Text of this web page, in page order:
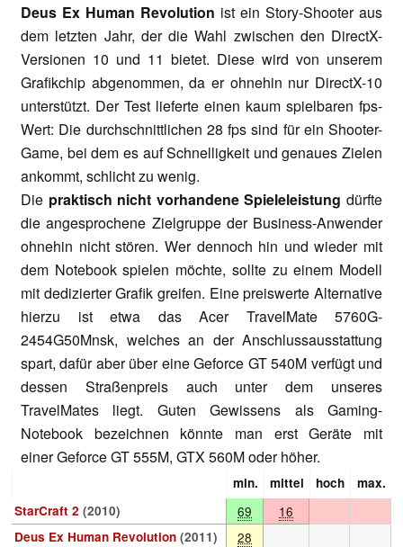
Deus Ex Human Revolution ist ein Story-Shooter aus
dem letzten Jahr, der die Wahl zwischen den DirectX-
Versionen 10 und 11 bietet. Diese wird von unserem
Grafikchip abgenommen, da er ohnehin nur DirectX-10
unterstützt. Der Test lieferte einen kaum spielbaren fps-
Wert: Die durchschnittlichen 28 fps sind für ein Shooter-
Game, bei dem es auf Schnelligkeit und genaues Zielen
ankommt, schlicht zu wenig.
Die praktisch nicht vorhandene Spieleleistung dürfte
die angesprochene Zielgruppe der Business-Anwender
ohnehin nicht stören. Wer dennoch hin und wieder mit
dem Notebook spielen möchte, sollte zu einem Modell
mit dedizierter Grafik greifen. Eine preiswerte Alternative
hierzu ist etwa das Acer TravelMate 5760G-
2454G50Mnsk, welches an der Anschlussausstattung
spart,dafür aber über eineGeforce GT 540M verfügt und
dessen Straßenpreis auch unter dem unseres
TravelMates liegt. Guten Gewissens als Gaming-
Notebook bezeichnen könnte man erst Geräte mit
einerGeforce GT 555M, GTX 560Moder höher.
min. mittel hoch
max.
StarCraft 2 (2010) 69 16
Deus Ex Human Revolution (2011) 28